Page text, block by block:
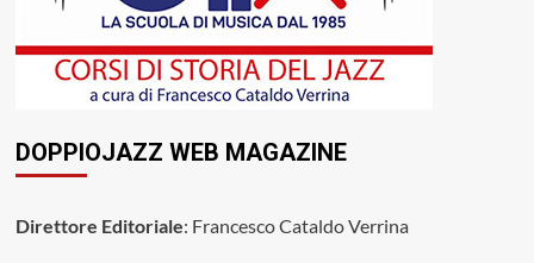
DOPPIOJAZZ WEB MAGAZINE
Direttore Editoriale: Francesco Cataldo Verrina